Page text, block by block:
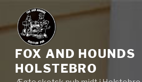
FOX AND HOUNDS
HOLSTEBRO